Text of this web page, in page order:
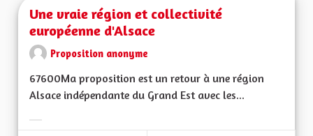
Une vraie région et collectivité
européenne d'Alsace
Proposition anonyme
67600Ma proposition est un retour à une région
Alsace indépendante du Grand Est avec les...